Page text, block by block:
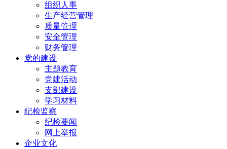
组织人事
生产经营管理
质量管理
安全管理
财务管理
党的建设
主题教育
党建活动
支部建设
学习材料
纪检监察
纪检要闻
网上举报
企业文化